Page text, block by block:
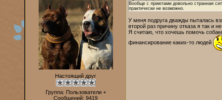
Настоящий друг
Группа: Пользователи +
Сообщений: 9419
Вообще с приютами довольно странная
практически не возможно.
У меня подруга дважды пыталась
второй раз причину отказа я так и
Я считаю, что хочешь помочь
финансирование каких-то людей